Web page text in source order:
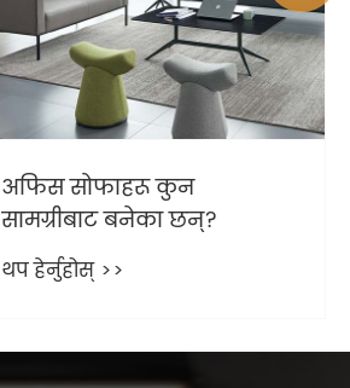
अफिस सोफाहरू कुन
सामग्रीबाट बनेका छन्?
थप हेर्नुहोस् >>